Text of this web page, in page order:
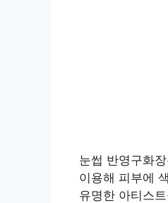
눈썹 반영구화
이용해 피부에
유명한 아티스